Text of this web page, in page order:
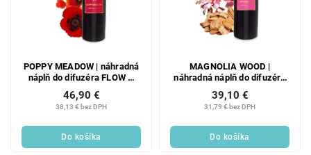
POPPY MEADOW | náhradná
náplň do difuzéra FLOW &
ml
38,13 € bez DPH
46,90 €
Do košíka
MAGNOLIA WOOD |
náhradná náplň do difuzéra
PARFUMIA® | 200 ml
31,79 € bez DPH
39,10 €
Do košíka